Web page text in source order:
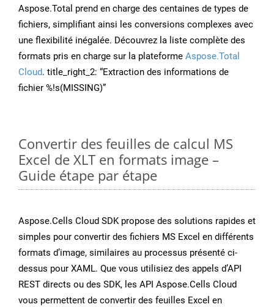
Aspose.Total prend en charge des centaines de types de
fichiers, simplifiant ainsi les conversions complexes avec
une flexibilité inégalée. Découvrez la liste complète des
formats pris en charge sur la plateforme Aspose.Total
Cloud. title_right_2: “Extraction des informations de
fichier %!s(MISSING)”
Convertir des feuilles de calcul MS
Excel de XLT en formats image –
Guide étape par étape
Aspose.Cells Cloud SDK propose des solutions rapides et
simples pour convertir des fichiers MS Excel en différents
formats d’image, similaires au processus présenté ci-
dessus pour XAML. Que vous utilisiez des appels d’API
REST directs ou des SDK, les API Aspose.Cells Cloud
vous permettent de convertir des feuilles Excel en